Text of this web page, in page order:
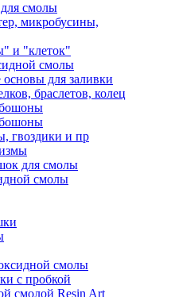
смолы
микробусины,
и "клеток"
смолы
для заливки
браслетов, колец
гвоздики и пр
для смолы
смолы
смолы
с пробкой
смолой Resin Art